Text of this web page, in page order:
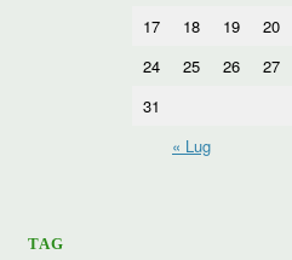
17
18 19 20
24
25 26 27
31
« Lug
TAG